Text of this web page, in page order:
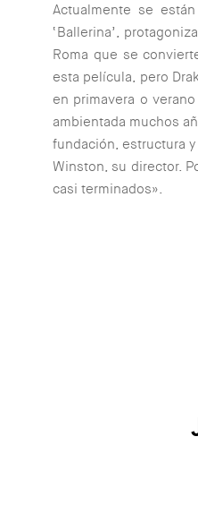
Actualmente se
‘Ballerina’,
Roma que se
esta película, pero
en primavera o
ambientada muchos
fundación, estructura
Winston, su director.
casi terminados».